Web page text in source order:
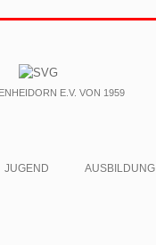
E.V. VON 1959
JUGEND AUSBILDUNG